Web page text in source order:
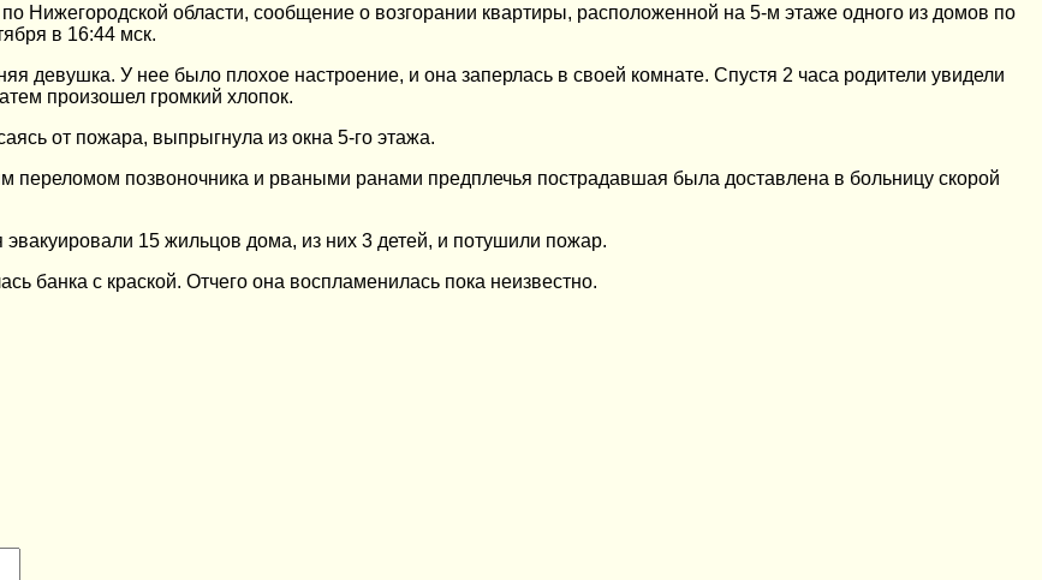
Нижегородской области, сообщение о возгорании квартиры, расположенной на 5-м этаже одного из домов по
в 16:44 мск.
девушка. У нее было плохое настроение, и она заперлась в своей комнате. Спустя 2 часа родители увидели
произошел громкий хлопок.
от пожара, выпрыгнула из окна 5-го этажа.
переломом позвоночника и рваными ранами предплечья пострадавшая была доставлена в больницу скорой
15 жильцов дома, из них 3 детей, и потушили пожар.
банка с краской. Отчего она воспламенилась пока неизвестно.